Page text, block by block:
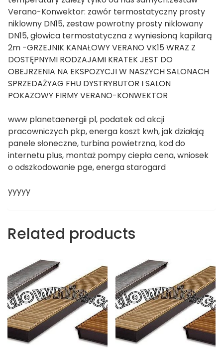
Verano-Konwektor: zawór termostatyczny prosty
niklowny DN15, zestaw powrotny prosty niklowany
DN15, głowica termostatyczna z wyniesioną kapilarą
2m -GRZEJNIK KANAŁOWY VERANO VK15 WRAZ Z
DOSTĘPNYMI RODZAJAMI KRATEK JEST DO
OBEJRZENIA NA EKSPOZYCJI W NASZYCH SALONACH
SPRZEDAŻYAG FHU DYSTRYBUTOR I SALON
POKAZOWY FIRMY VERANO-KONWEKTOR
www planetaenergii pl, podatek od akcji
pracowniczych pkp, energa koszt kwh, jak działają
panele słoneczne, turbina powietrzna, kod do
internetu plus, montaż pompy ciepła cena, wniosek
o odszkodowanie pge, energa starogard
yyyyy
Related products